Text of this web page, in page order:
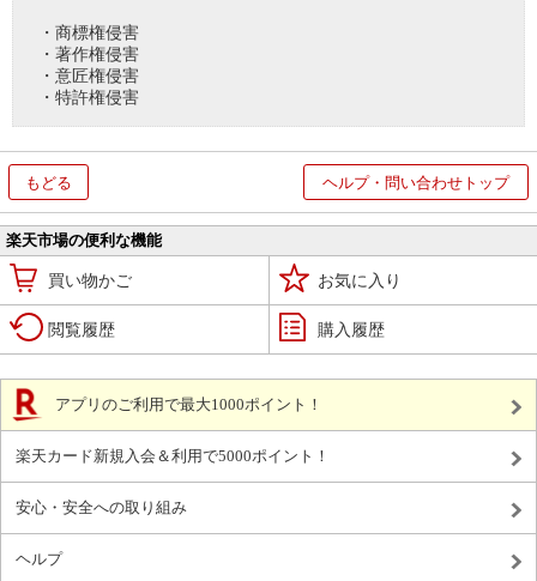
・商標権侵害
・著作権侵害
・意匠権侵害
・特許権侵害
もどる ヘルプ・問い合わせトップ
楽天市場の便利な機能
買い物かご お気に入り
閲覧履歴 購入履歴
アプリのご利用で最大1000ポイント！
楽天カード新規入会＆利用で5000ポイント！
安心・安全への取り組み
ヘルプ